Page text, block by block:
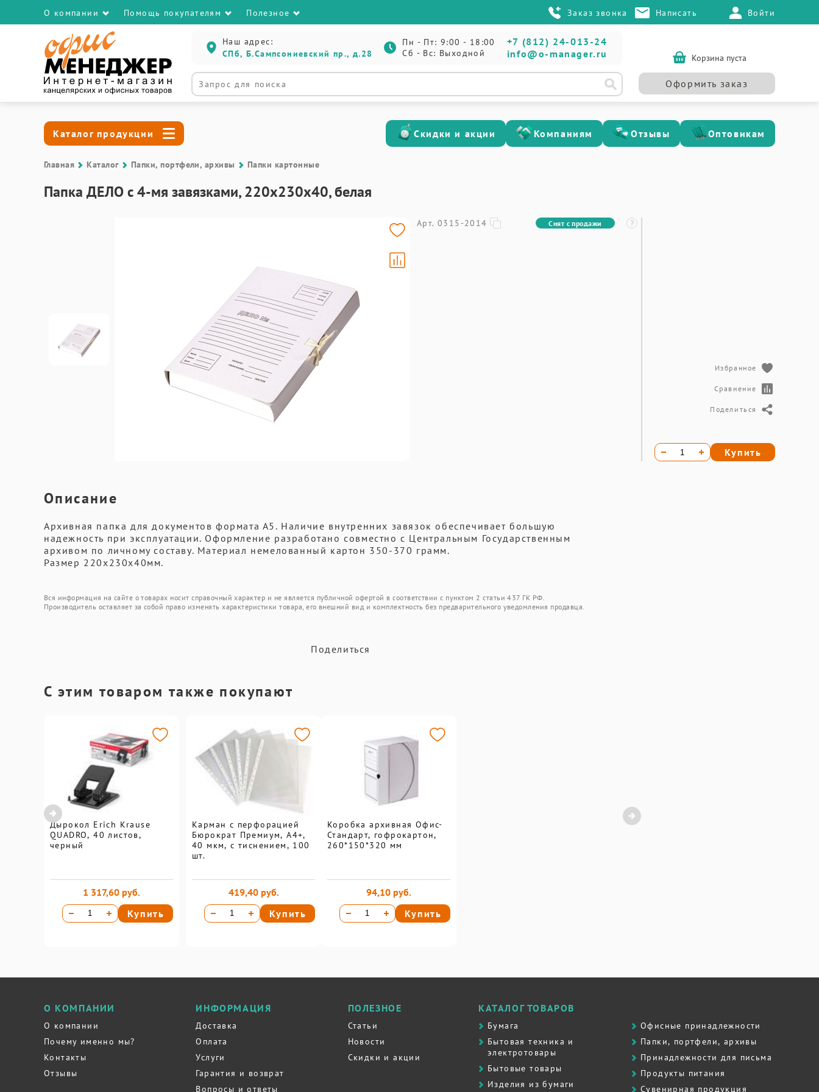
О компании Помощь покупателям Полезное Заказ звонка Написать Войти
Наш адрес:
СПб, Б.Сампсониевский пр., д.28
Пн - Пт: 9:00 - 18:00
Сб - Вс: Выходной
+7 (812) 24-013-24
info@o-manager.ru
Корзина пуста
Оформить заказ
Каталог продукции Скидки и акции Компаниям Отзывы Оптовикам
Главная Каталог Папки, портфели, архивы Папки картонные
Папка ДЕЛО с 4-мя завязками, 220х230х40, белая
Арт. 0315-2014 Снят с продажи
Описание
Архивная папка для документов формата А5. Наличие внутренних завязок обеспечивает большую
надежность при эксплуатации. Оформление разработано совместно с Центральным Государственным
архивом по личному составу. Материал немелованный картон 350-370 грамм.
Размер 220x230x40мм.
Вся информация на сайте о товарах носит справочный характер и не является публичной офертой в соответствии с пунктом 2 статьи 437 ГК РФ.
Производитель оставляет за собой право изменять характеристики товара, его внешний вид и комплектность без предварительного уведомления продавца.
Поделиться
С этим товаром также покупают
Дырокол Erich Krause
QUADRO, 40 листов,
черный
1 317,60 руб.
Купить
Карман с перфорацией
Бюрократ Премиум, А4+,
40 мкм, с тиснением, 100
шт.
419,40 руб.
Купить
Коробка архивная Офис-
Стандарт, гофрокартон,
260*150*320 мм
94,10 руб.
Купить
Избранное
Сравнение
Поделиться
Купить
О КОМПАНИИ
О компании
Почему именно мы?
Контакты
Отзывы
ИНФОРМАЦИЯ
Доставка
Оплата
Услуги
Гарантия и возврат
Вопросы и ответы
ПОЛЕЗНОЕ
Статьи
Новости
Скидки и акции
КАТАЛОГ ТОВАРОВ
Бумага
Бытовая техника и
электротовары
Бытовые товары
Изделия из бумаги
Офисные принадлежности
Папки, портфели, архивы
Принадлежности для письма
Продукты питания
Сувенирная продукция